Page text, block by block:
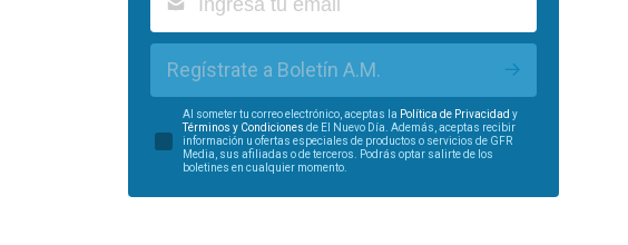
Regístrate a Boletín A.M.
Al someter tu correo electrónico, aceptas la Política de Privacidad y
Términos y Condiciones de El Nuevo Día. Además, aceptas recibir
información u ofertas especiales de productos o servicios de GFR
Media, sus afiliadas o de terceros. Podrás optar salirte de los
boletines en cualquier momento.